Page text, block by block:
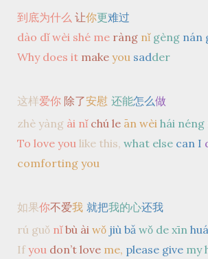
到底为什么 让你更难过
dào dǐ wèi shé me ràng nǐ gèng nán
Why does it make you sadder
这样爱你除了安慰 还能怎么做
zhè yàng ài nǐ chú le ān wèi hái néng
To love you like this, what else can I
comforting you
如果你不爱我 就把我的心还我
rú guǒ nǐ bù ài wǒ jiù bǎ wǒ de xīn
If you don’t love me, please give my